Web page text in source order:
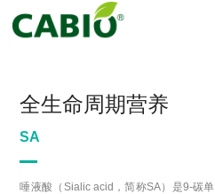
全生命周期营养
SA
唾液酸（Sialic acid，简称SA）是9-碳